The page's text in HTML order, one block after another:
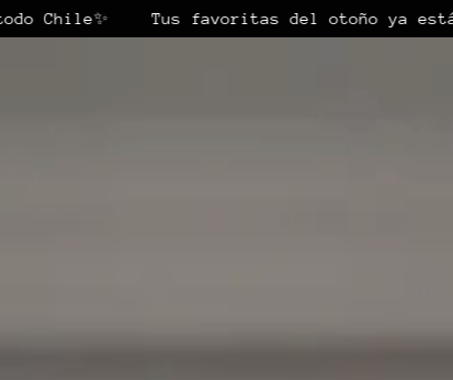
Tus favoritas del otoño ya están aquí 🍂